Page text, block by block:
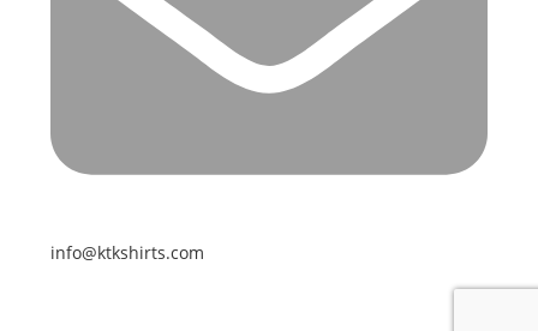
info@ktkshirts.com